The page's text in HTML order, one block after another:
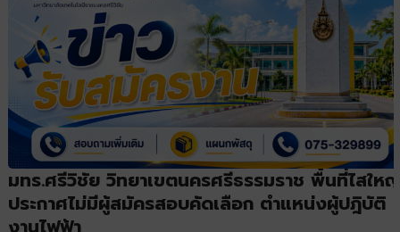
มทร.ศรีวิชัย วิทยาเขตนครศรีธรรมราช พื้นที่ไสให
ประกาศไม่มีผู้สมัครสอบคัดเลือก ตำแหน่งผู้ปฎิบัติ
งานไฟฟ้า